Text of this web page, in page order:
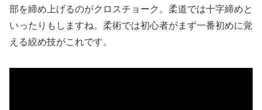
部を締め上げるのがクロスチョーク。柔道では十字締めと
いったりもしますね。柔術では初心者がまず一番初めに覚
える絞め技がこれです。